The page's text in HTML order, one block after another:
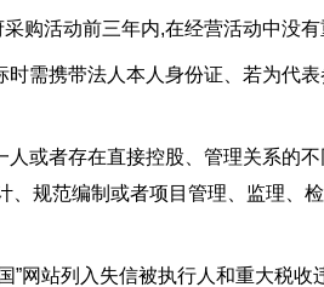
活动前三年内,在经营活动中没有
携带法人本人身份证、若为代表
者存在直接控股、管理关系的不
、规范编制或者项目管理、监理、
站列入失信被执行人和重大税收